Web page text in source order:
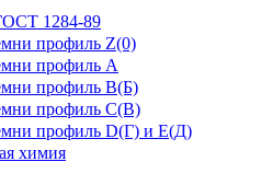
1284-89
профиль Z(0)
профиль А
профиль В(Б)
профиль С(В)
профиль D(Г) и E(Д)
химия